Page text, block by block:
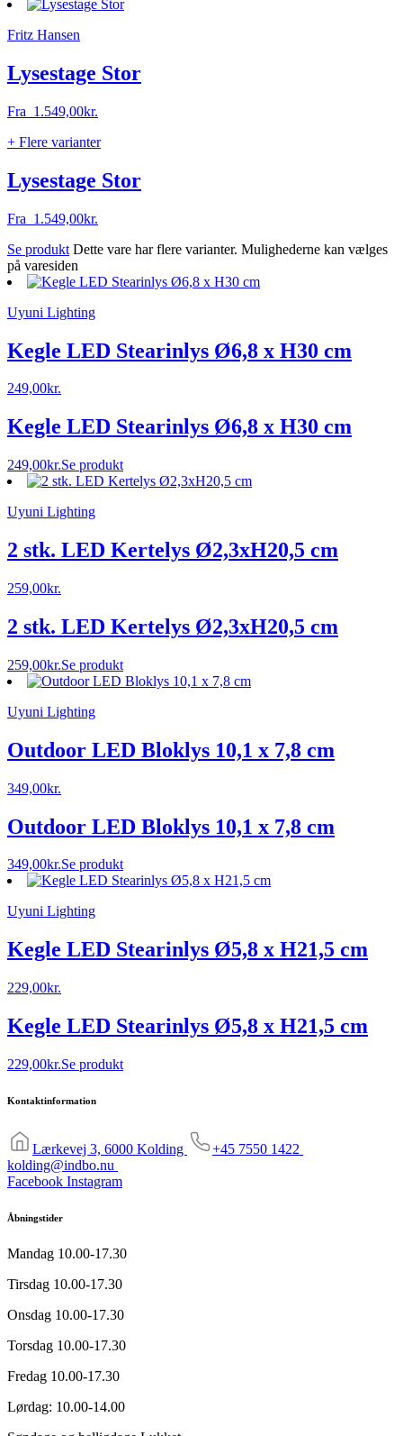
Fritz Hansen
Lysestage Stor
Fra 1.549,00kr.
+ Flere varianter
Lysestage Stor
Fra 1.549,00kr.
Se produkt Dette vare har flere varianter. Mulighederne kan vælges
på varesiden
Uyuni Lighting
Kegle LED Stearinlys Ø6,8 x H30 cm
249,00kr.
Kegle LED Stearinlys Ø6,8 x H30 cm
249,00kr.Se produkt
Uyuni Lighting
2 stk. LED Kertelys Ø2,3xH20,5 cm
259,00kr.
2 stk. LED Kertelys Ø2,3xH20,5 cm
259,00kr.Se produkt
Uyuni Lighting
Outdoor LED Bloklys 10,1 x 7,8 cm
349,00kr.
Outdoor LED Bloklys 10,1 x 7,8 cm
349,00kr.Se produkt
Uyuni Lighting
Kegle LED Stearinlys Ø5,8 x H21,5 cm
229,00kr.
Kegle LED Stearinlys Ø5,8 x H21,5 cm
229,00kr.Se produkt
Kontaktinformation
Lærkevej 3, 6000 Kolding
+45 7550 1422
kolding@indbo.nu
Facebook Instagram
Åbningstider
Mandag 10.00-17.30
Tirsdag 10.00-17.30
Onsdag 10.00-17.30
Torsdag 10.00-17.30
Fredag 10.00-17.30
Lørdag: 10.00-14.00